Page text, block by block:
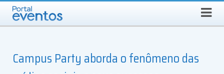
Select Language ▼
Campus Party aborda o fenômeno das